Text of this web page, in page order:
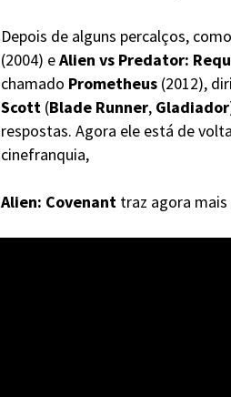
Depois de alguns percalços,
(2004) eAlien vs Predator:
chamado Prometheus (2012),
Scott (Blade Runner, Gladiador
respostas. Agora ele está de
cinefranquia,
Alien: Covenanttraz agora mais